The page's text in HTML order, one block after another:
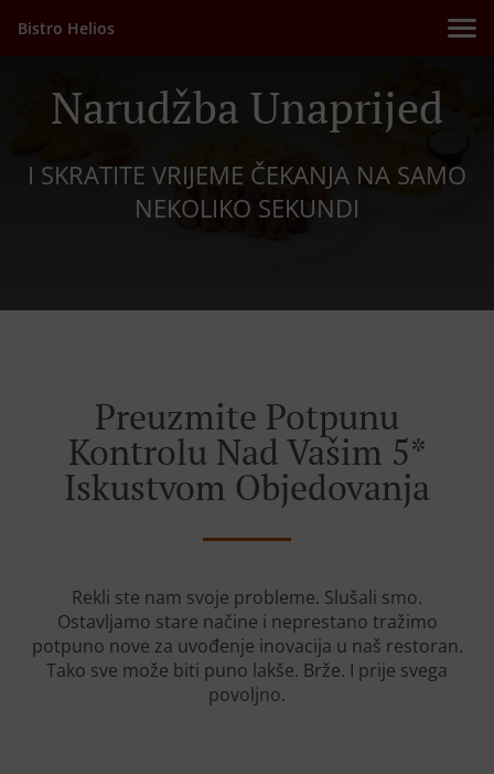
Bistro Helios
Narudžba Unaprijed
I SKRATITE VRIJEME ČEKANJA NA SAMO
NEKOLIKO SEKUNDI
Preuzmite Potpunu
Kontrolu Nad Vašim 5*
Iskustvom Objedovanja
Rekli ste nam svoje probleme. Slušali smo.
Ostavljamo stare načine i neprestano tražimo
potpuno nove za uvođenje inovacija u naš restoran.
Tako sve može biti puno lakše. Brže. I prije svega
povoljno.